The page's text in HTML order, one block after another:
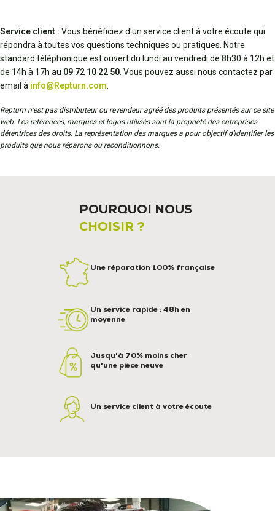
Service client : Vous bénéficiez d'un service client à votre écoute qui
répondra à toutes vos questions techniques ou pratiques. Notre
standard téléphonique est ouvert du lundi au vendredi de 8h30 à 12h et
de 14h à 17h au 09 72 10 22 50 . Vous pouvez aussi nous contactez par
email à info@Repturn.com
Repturn n’est pas distributeur ou revendeur agréé des produits présentés sur ce site
web. Les références, marques et logos utilisés sont la propriété des entreprises
détentrices des droits. La représentation des marques a pour objectif d’identifier les
produits que nous réparons ou reconditionnons.
POURQUOI NOUS
CHOISIR ?
Une réparation 100% française
Un service rapide : 48h en
moyenne
Jusqu'à 70% moins cher
qu'une pièce neuve
Un service client à votre écoute